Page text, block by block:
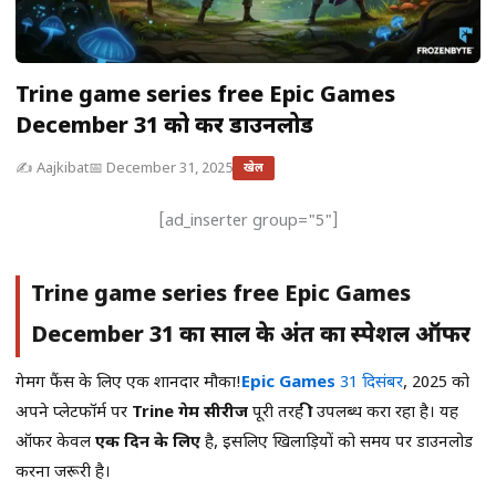
Trine game series free Epic Games
December 31 को करें डाउनलोड
✍️ Aajkibat📅 December 31, 2025 खेल
[ad_inserter group="5"]
Trine game series free Epic Games
December 31 का साल के अंत का स्पेशल ऑफर
गेमिंग फैंस के लिए एक शानदार मौका!Epic Games 31 दिसंबर, 2025 को
अपने प्लेटफॉर्म पर Trine गेम सीरीज पूरी तरहफ्रीउपलब्ध करा रहा है। यह
ऑफर केवल एक दिन के लिए है, इसलिए खिलाड़ियों को समय पर डाउनलोड
करना जरूरी है।